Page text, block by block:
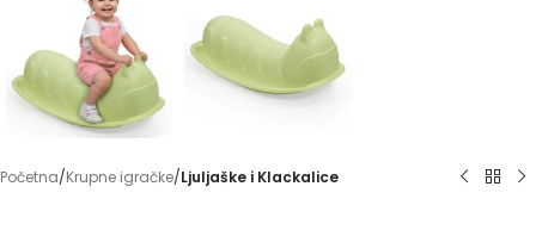
Početna Krupne igračke Ljuljaške i Klackalice